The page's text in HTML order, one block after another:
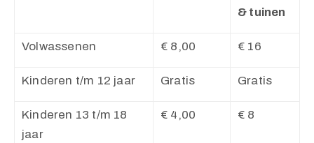
& tuinen
Volwassenen € 8,00 € 16
Kinderen t/m 12 jaar Gratis Gratis
Kinderen 13 t/m 18
jaar
€ 4,00 € 8